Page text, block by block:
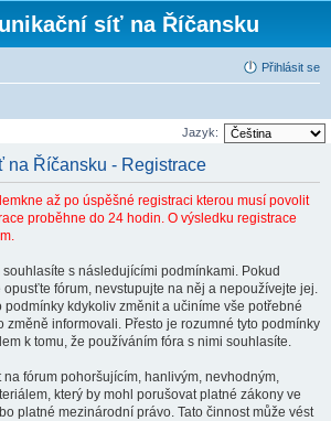
síť na Říčansku
Přihlásit se
Jazyk:
na Říčansku - Registrace
až po úspěšné registraci kterou musí povolit
proběhne do 24 hodin. O výsledku registrace
s následujícími podmínkami. Pokud
fórum, nevstupujte na něj a nepoužívejte jej.
podmínky kdykoliv změnit a učiníme vše potřebné
změně informovali. Přesto je rozumné tyto podmínky
k tomu, že používáním fóra s nimi souhlasíte.
fórum pohoršujícím, hanlivým, nevhodným,
který by mohl porušovat platné zákony ve
platné mezinárodní právo. Tato činnost může vést